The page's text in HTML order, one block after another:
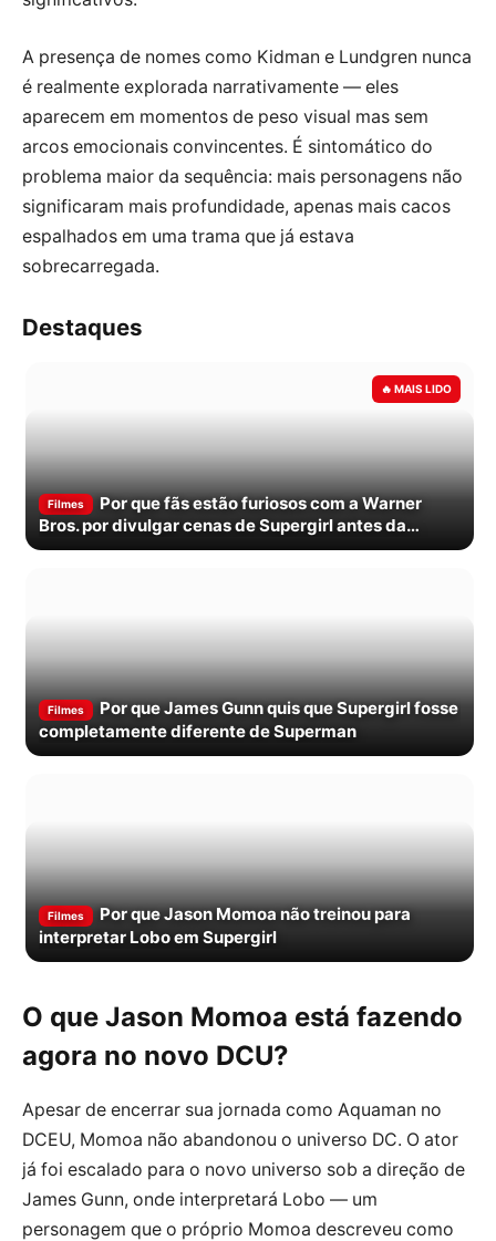
A presença de nomes como Kidman e Lundgren nunca
é realmente explorada narrativamente — eles
aparecem em momentos de peso visual mas sem
arcos emocionais convincentes. É sintomático do
problema maior da sequência: mais personagens não
significaram mais profundidade, apenas mais cacos
espalhados em uma trama que já estava
sobrecarregada.
Destaques
Filmes
Por que fãs estão furiosos com a Warner
Bros. por divulgar cenas de Supergirl antes da
estreia
Filmes
Por que James Gunn quis que Supergirl fosse
completamente diferente de Superman
Filmes
Por que Jason Momoa não treinou para
interpretar Lobo em Supergirl
O que Jason Momoa está fazendo
agora no novo DCU?
Apesar de encerrar sua jornada como Aquaman no
DCEU, Momoa não abandonou o universo DC. O ator
já foi escalado para o novo universo sob a direção de
James Gunn, onde interpretará Lobo — um
personagem que o próprio Momoa descreveu como